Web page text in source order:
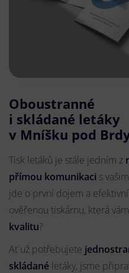
Oboustranné
i skládané letáky
v Mníšku pod
Tisk letáků je stále jedním z
přímou komunikaci s
jde o první dojem a
ověřenou tiskárnu, která
kvalitu?
Ať už potřebujete
skládané letáky, jsme